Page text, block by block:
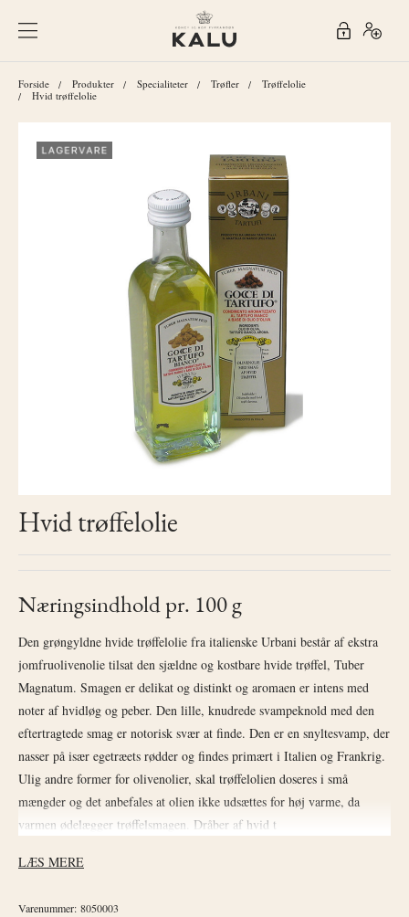
Forside Produkter Specialiteter Trøfler
Trøffelolie
Hvid trøffelolie
Hvid trøffelolie
Næringsindhold pr. 100 g
Den grøngyldne hvide trøffelolie fra italienske Urbani består af ekstra
jomfruolivenolie tilsat den sjældne og kostbare hvide trøffel, Tuber
Magnatum. Smagen er delikat og distinkt og aromaen er intens med
noter af hvidløg og peber. Den lille, knudrede svampeknold med den
eftertragtede smag er notorisk svær at finde. Den er en snyltesvamp, der
nasser på især egetræets rødder og findes primært i Italien og Frankrig.
Ulig andre former for olivenolier, skal trøffelolien doseres i små
mængder og det anbefales at olien ikke udsættes for høj varme, da
varmen ødelægger trøffelsmagen. Dråber af hvid t
LÆS MERE
Varenummer: 8050003